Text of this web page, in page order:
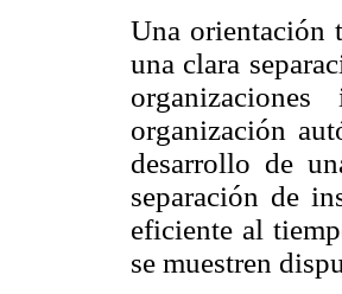
Una orientación
una clara
organización
desarrollo de
separación de
eficiente al
se muestren